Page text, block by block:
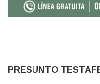
PRESUNTO